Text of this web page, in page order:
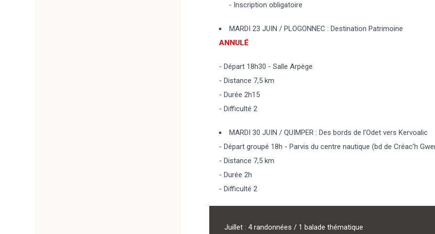
- Inscription obligatoire
MARDI 23 JUIN / PLOGONNEC : Destination Patrimoine
ANNULÉ
- Départ 18h30 - Salle Arpège
- Distance 7,5 km
- Durée 2h15
- Difficulté 2
MARDI 30 JUIN / QUIMPER : Des bords de l’Odet vers Kervoalic
- Départ groupé 18h - Parvis du centre nautique (bd de Créac’h
- Distance 7,5 km
- Durée 2h
- Difficulté 2
Juillet : 4 randonnées / 1 balade thématique